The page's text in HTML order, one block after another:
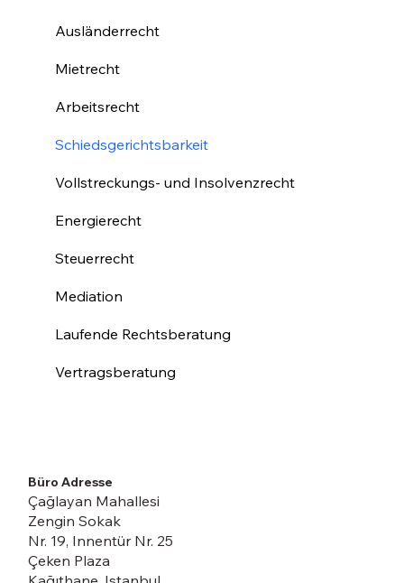
Ausländerrecht
Mietrecht
Arbeitsrecht
Schiedsgerichtsbarkeit
Vollstreckungs- und Insolvenzrecht
Energierecht
Steuerrecht
Mediation
Laufende Rechtsberatung
Vertragsberatung
Büro Adresse
Çağlayan Mahallesi
Zengin Sokak
Nr. 19, Innentür Nr. 25
Çeken Plaza